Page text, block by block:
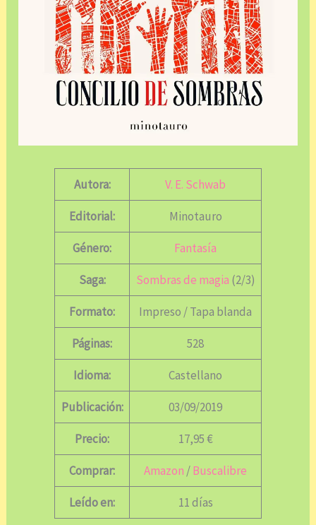
Autora: V. E. Schwab
Editorial: Minotauro
Género: Fantasía
Saga: Sombras de magia (2/3)
Formato: Impreso / Tapa blanda
Páginas: 528
Idioma: Castellano
Publicación: 03/09/2019
Precio: 17,95 €
Comprar: Amazon /Buscalibre
Leído en: 11 días